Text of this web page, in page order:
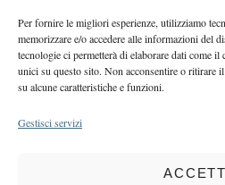
Per fornire le migliori esperienze, utilizziamo
memorizzare e/o accedere alle informazioni del
tecnologie ci permetterà di elaborare dati come
unici su questo sito. Non acconsentire o ritirare
su alcune caratteristiche e funzioni.
Gestisci servizi
Crescere
EDITORIALE
Costruire
COPYRIGHT 2025 LA VOCE |